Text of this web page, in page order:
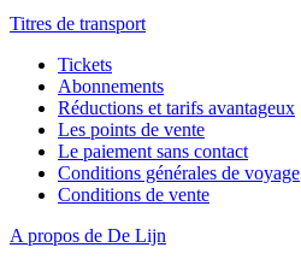
Titres de transport
Tickets
Abonnements
Réductions et tarifs avantageux
Les points de vente
Le paiement sans contact
Conditions générales de voyage
Conditions de vente
A propos de De Lijn